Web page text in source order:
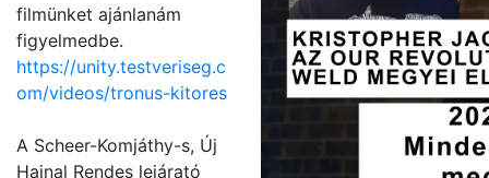
filmünket ajánlanám
figyelmedbe.
https://unity.testveriseg.c
om/videos/tronus-kitores
A Scheer-Komjáthy-s, Új
Hajnal Rendes lejárató